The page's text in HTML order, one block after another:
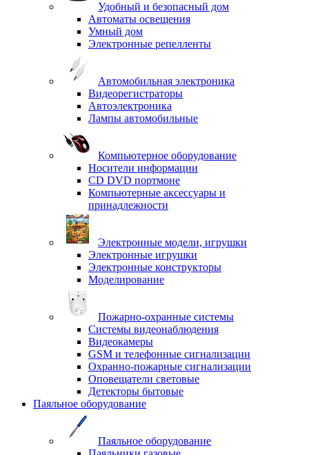
Удобный и безопасный дом
Автоматы освещения
Умный дом
Электронные репелленты
Автомобильная электроника
Видеорегистраторы
Автоэлектроника
Лампы автомобильные
Компьютерное оборудование
Носители информации
CD DVD портмоне
Компьютерные аксессуары и
принадлежности
Электронные модели, игрушки
Электронные игрушки
Электронные конструкторы
Моделирование
Пожарно-охранные системы
Системы видеонаблюдения
Видеокамеры
GSM и телефонные сигнализации
Охранно-пожарные сигнализации
Оповещатели световые
Детекторы бытовые
Паяльное оборудование
Паяльное оборудование